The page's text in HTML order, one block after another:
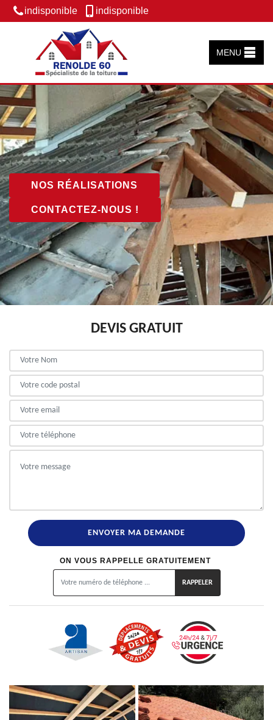
indisponible indisponible
MENU
NOS RÉALISATIONS
CONTACTEZ-NOUS !
DEVIS GRATUIT
ON VOUS RAPPELLE GRATUITEMENT